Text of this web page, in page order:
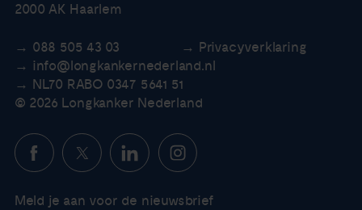
2000 AK Haarlem
088 505 43 03
Privacyverklaring
info@longkankernederland.nl
NL70 RABO 0347 5641 51
© 2026 Longkanker Nederland
Meld je aan voor de nieuwsbrief